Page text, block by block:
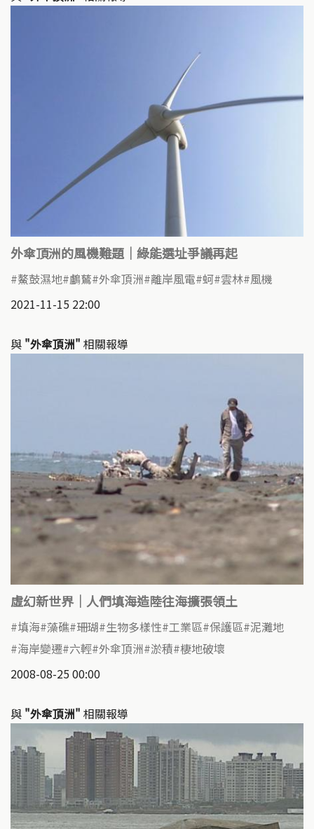
外傘頂洲的風機難題｜綠能選址爭議再起
鰲鼓濕地 鸕鶿 外傘頂洲 離岸風電 蚵 雲林 風機
2021-11-15 22:00
與 "外傘頂洲" 相關報導
虛幻新世界｜人們填海造陸往海擴張領土
填海 藻礁 珊瑚 生物多樣性 工業區 保護區 泥灘地
海岸變遷 六輕 外傘頂洲 淤積 棲地破壞
2008-08-25 00:00
與 "外傘頂洲" 相關報導